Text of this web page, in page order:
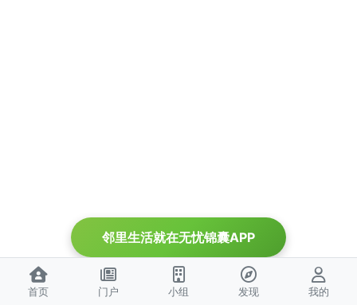
首页 门户 小组 发现 我的
邻里生活就在无忧锦囊APP